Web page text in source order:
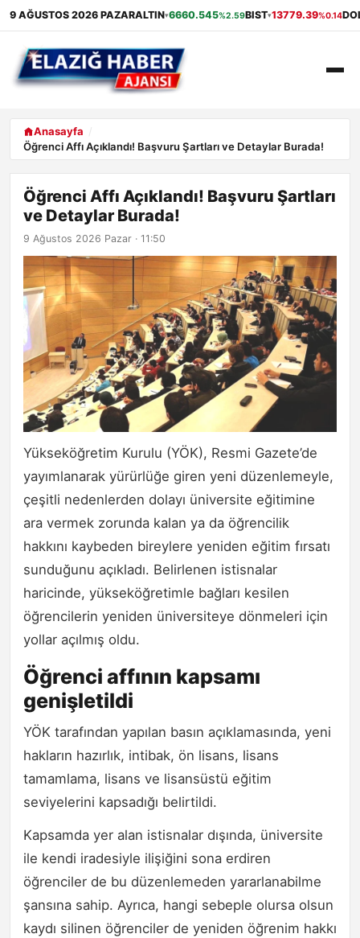
9 AĞUSTOS 2026 PAZARALTIN▾6660.545%2.59BIST▾13779.39%0.14
ANASAYFA
GÜNDEM
EKONOMI
SAĞLIK
ALIŞVERIŞ
Anasayfa
Öğrenci Affı Açıklandı! Başvuru Şartları ve Detaylar Burada!
Öğrenci Affı Açıklandı! Başvuru Şartları
ve Detaylar Burada!
9 Ağustos 2026 Pazar · 11:50
Yükseköğretim Kurulu (YÖK), Resmi Gazete’de
yayımlanarak yürürlüğe giren yeni düzenlemeyle,
çeşitli nedenlerden dolayı üniversite eğitimine
ara vermek zorunda kalan ya da öğrencilik
hakkını kaybeden bireylere yeniden eğitim fırsatı
sunduğunu açıkladı. Belirlenen istisnalar
haricinde, yükseköğretimle bağları kesilen
öğrencilerin yeniden üniversiteye dönmeleri için
yollar açılmış oldu.
Öğrenci affının kapsamı
genişletildi
YÖK tarafından yapılan basın açıklamasında, yeni
hakların hazırlık, intibak, ön lisans, lisans
tamamlama, lisans ve lisansüstü eğitim
seviyelerini kapsadığı belirtildi.
Kapsamda yer alan istisnalar dışında, üniversite
ile kendi iradesiyle ilişiğini sona erdiren
öğrenciler de bu düzenlemeden yararlanabilme
şansına sahip. Ayrıca, hangi sebeple olursa olsun
kaydı silinen öğrenciler de yeniden öğrenim hakkı